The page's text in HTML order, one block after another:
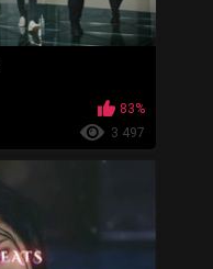
83%
3 497